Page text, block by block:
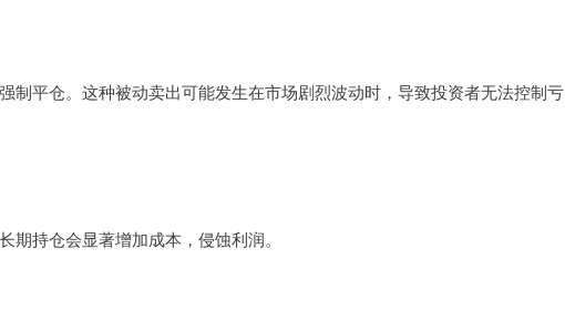
制平仓。这种被动卖出可能发生在市场剧烈波动时，导致投资者无法控制亏
持仓会显著增加成本，侵蚀利润。